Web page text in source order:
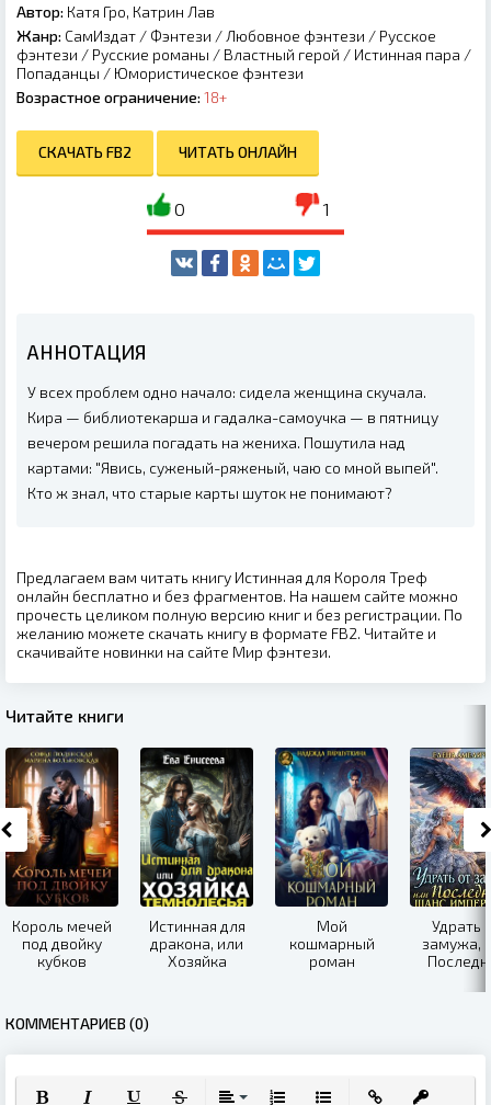
Автор: Катя Гро, Катрин Лав
Жанр: СамИздат / Фэнтези / Любовное фэнтези / Русское
фэнтези / Русские романы / Властный герой / Истинная пара /
Попаданцы / Юмористическое фэнтези
Возрастное ограничение: 18+
СКАЧАТЬ FB2 ЧИТАТЬ ОНЛАЙН
0 1
АННОТАЦИЯ
У всех проблем одно начало: сидела женщина скучала.
Кира — библиотекарша и гадалка-самоучка — в пятницу
вечером решила погадать на жениха. Пошутила над
картами: "Явись, суженый-ряженый, чаю со мной выпей".
Кто ж знал, что старые карты шуток не понимают?
Предлагаем вам читать книгу Истинная для Короля Треф
онлайн бесплатно и без фрагментов. На нашем сайте можно
прочесть целиком полную версию книг и без регистрации. По
желанию можете скачать книгу в формате FB2. Читайте и
скачивайте новинки на сайте Мир фэнтези.
Читайте книги
Король мечей
под двойку
кубков
Истинная для
дракона, или
Хозяйка
Мой
кошмарный
роман
Удрать
замужа,
КОММЕНТАРИЕВ (0)